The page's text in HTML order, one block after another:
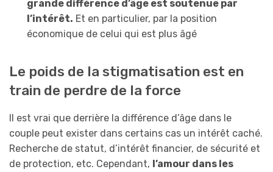
grande différence d’âge est soutenue par
l’intérêt. Et en particulier, par la position
économique de celui qui est plus âgé
Le poids de la stigmatisation est en
train de perdre de la force
Il est vrai que derrière la différence d’âge dans le
couple peut exister dans certains cas un intérêt caché.
Recherche de statut, d’intérêt financier, de sécurité et
de protection, etc. Cependant, l’amour dans les